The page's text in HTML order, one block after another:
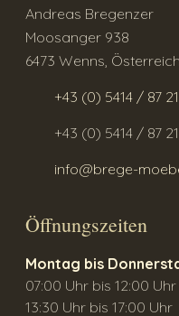
Andreas Bregenzer
Moosanger 938
6473 Wenns, Österreich
+43 (0) 5414 / 87
+43 (0) 5414 / 87
info@brege-
Öffnungszeiten
Montag bis
07:00 Uhr bis 12:00 Uhr
13:30 Uhr bis 17:00 Uhr